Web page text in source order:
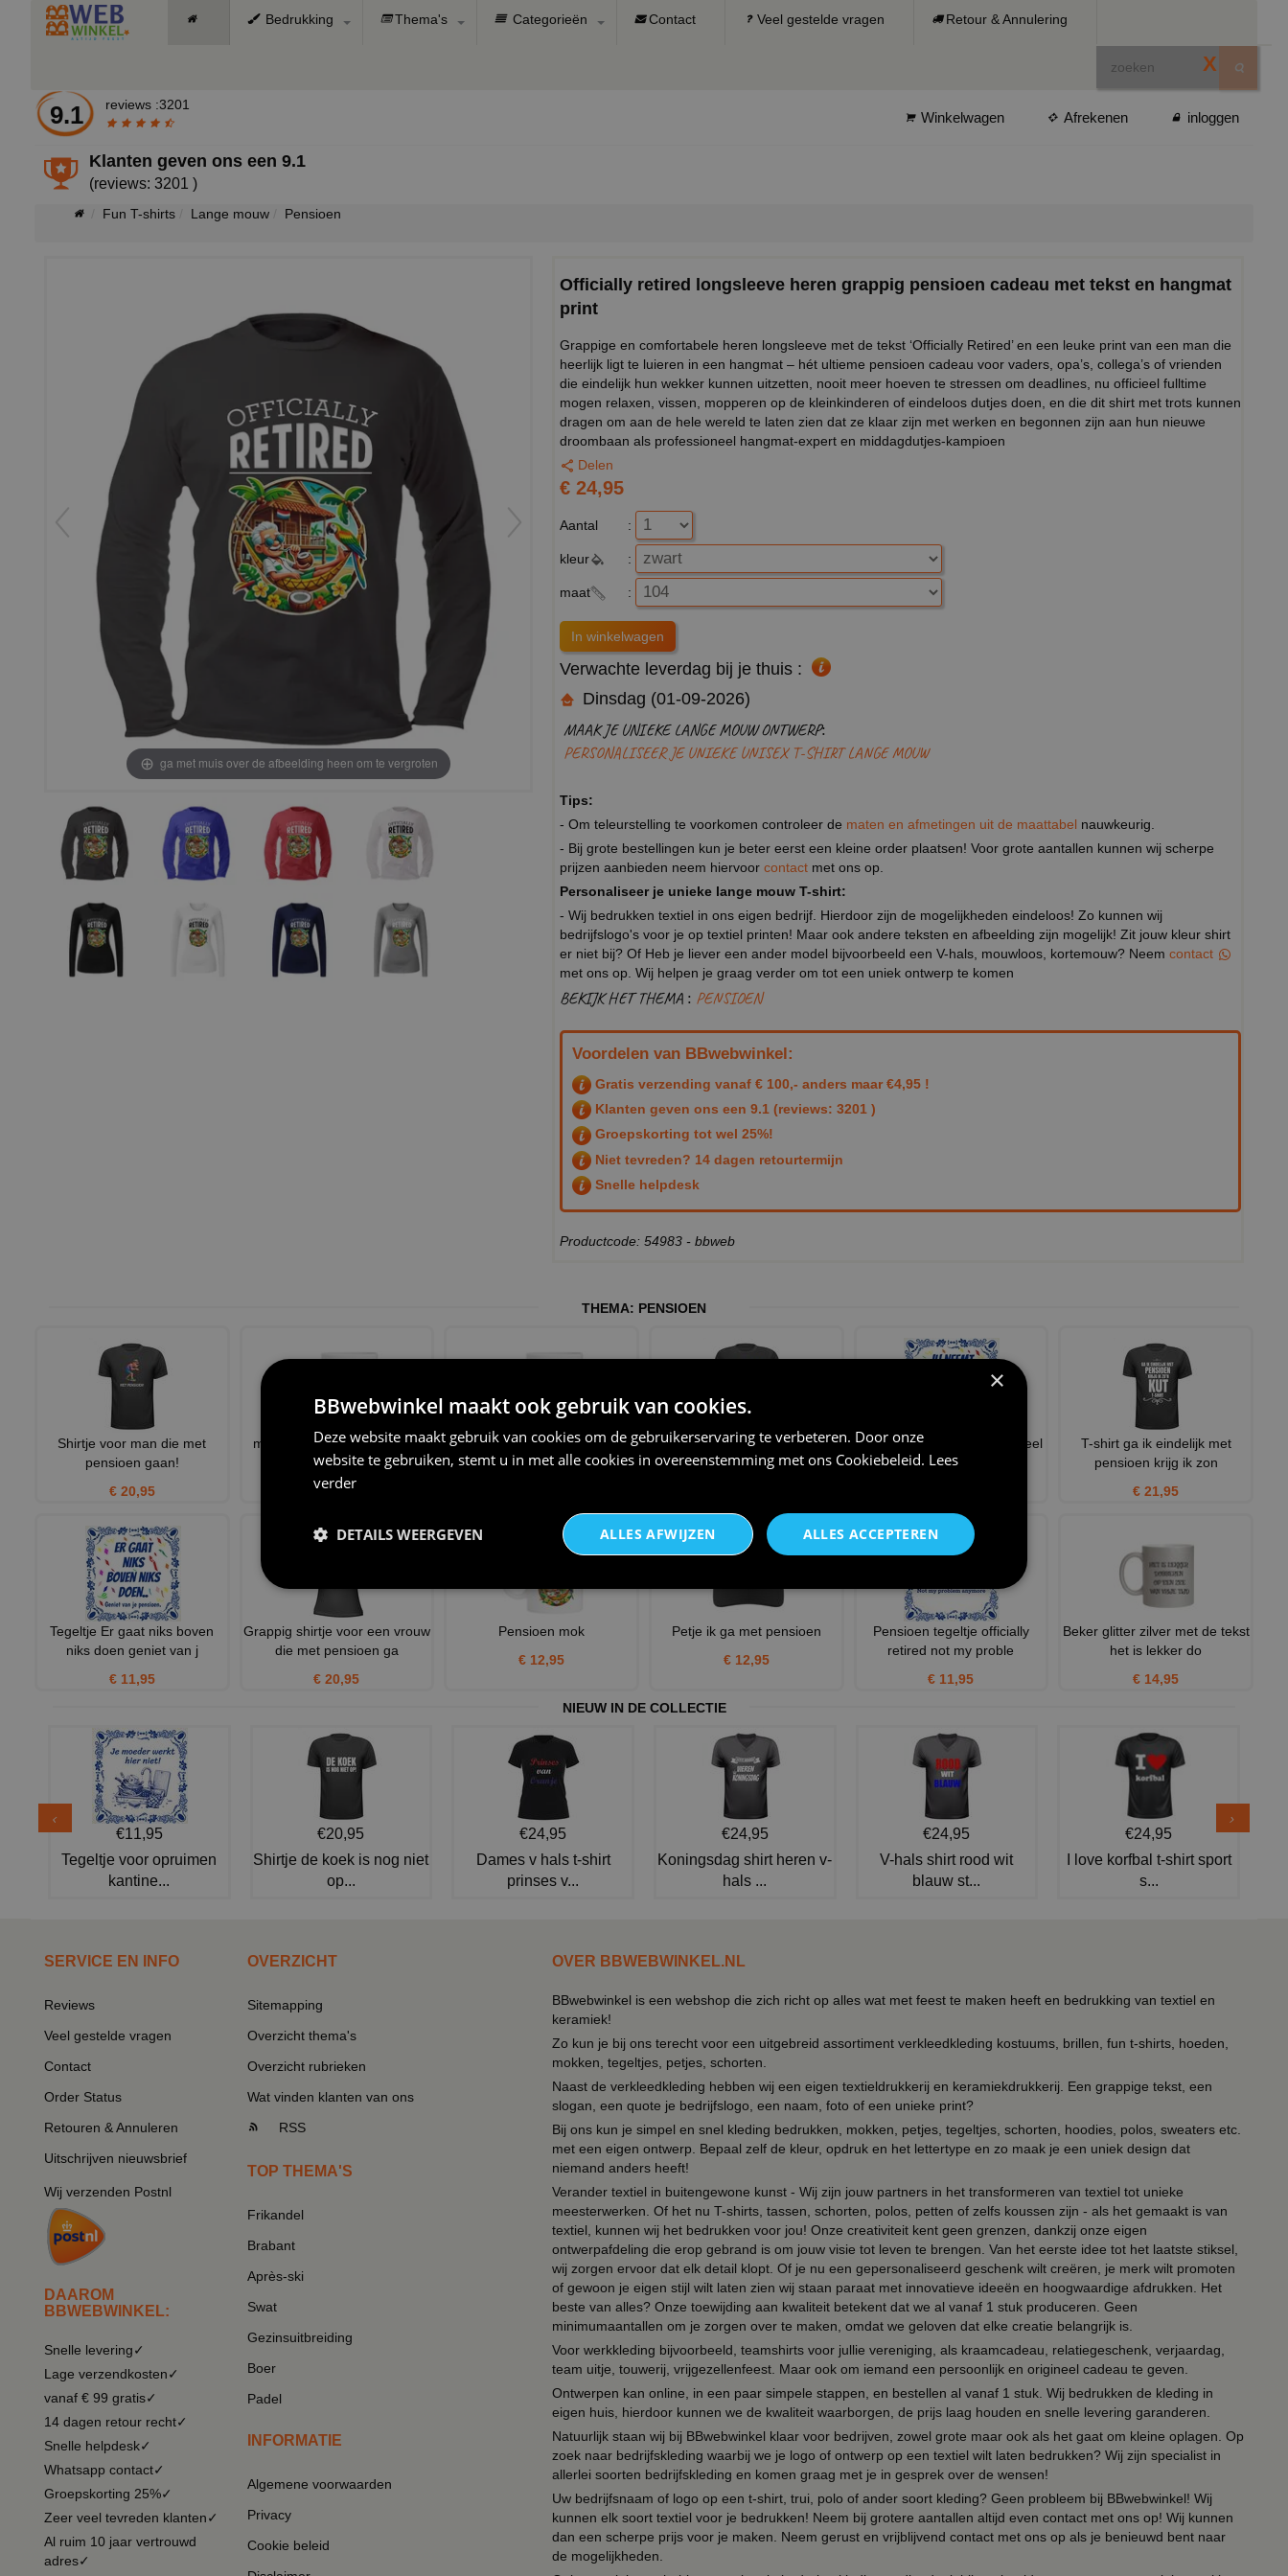
Bedrukking Thema's Categorieën Contact Veel gestelde vragen Retour & Annulering
X
9.1 reviews :3201
Winkelwagen Afrekenen inloggen
Klanten geven ons een9.1
(reviews: 3201 )
Fun T-shirts Lange mouw Pensioen
ga met muis over de afbeelding heen om te vergroten
Officially retired longsleeve heren grappig pensioen cadeau met tekst en hangmat
print
Grappige en comfortabele heren longsleeve met de tekst ‘Officially Retired’ en een leuke print van een man die
heerlijk ligt te luieren in een hangmat – hét ultieme pensioen cadeau voor vaders, opa’s, collega’s of vrienden
die eindelijk hun wekker kunnen uitzetten, nooit meer hoeven te stressen om deadlines, nu officieel fulltime
mogen relaxen, vissen, mopperen op de kleinkinderen of eindeloos dutjes doen, en die dit shirt met trots kunnen
dragen om aan de hele wereld te laten zien dat ze klaar zijn met werken en begonnen zijn aan hun nieuwe
droombaan als professioneel hangmat-expert en middagdutjes-kampioen
Delen
€ 24,95
Aantal :
kleur :
maat :
Verwachte leverdag bij je thuis :
Dinsdag (01-09-2026)
MAAK JE UNIEKE LANGE MOUW ONTWERP:
PERSONALISEER JE UNIEKE UNISEX T-SHIRT LANGE MOUW
Tips:
- Om teleurstelling te voorkomen controleer de maten en afmetingen uit de maattabel nauwkeurig.
- Bij grote bestellingen kun je beter eerst een kleine order plaatsen! Voor grote aantallen kunnen wij scherpe
prijzen aanbieden neem hiervoor contact met ons op.
Personaliseer je unieke lange mouw T-shirt:
- Wij bedrukken textiel in ons eigen bedrijf. Hierdoor zijn de mogelijkheden eindeloos! Zo kunnen wij
bedrijfslogo's voor je op textiel printen! Maar ook andere teksten en afbeelding zijn mogelijk! Zit jouw kleur shirt
er niet bij? Of Heb je liever een ander model bijvoorbeeld een V-hals, mouwloos, kortemouw? Neem contact
met ons op. Wij helpen je graag verder om tot een uniek ontwerp te komen
BEKIJK HET THEMA : PENSIOEN
Voordelen van BBwebwinkel:
Gratis verzending vanaf € 100,- anders maar €4,95 !
Klanten geven ons een 9.1 (reviews: 3201 )
Groepskorting tot wel 25%!
Niet tevreden? 14 dagen retourtermijn
Snelle helpdesk
Productcode: 54983 - bbweb
THEMA: PENSIOEN
Shirtje voor man die met
pensioen gaan!
€ 20,95
mok Goodbye tension Hello
pension een leuke koffie
€ 12,95
Mok voor een man die eindelijk
met pensioen mag.
Met pensioen T-shirt grappig
humor nog lang geen z
Jij neemt thuis blijven wel heel
letterlijk geniet
T-shirt ga ik eindelijk met
pensioen krijg ik zon
€ 21,95
Tegeltje Er gaat niks boven
niks doen geniet van j
€ 11,95
Grappig shirtje voor een vrouw
die met pensioen ga
€ 20,95
Pensioen mok
€ 12,95
Petje ik ga met pensioen
€ 12,95
Pensioen tegeltje officially
retired not my proble
€ 11,95
Beker glitter zilver met de tekst
het is lekker do
€ 14,95
NIEUW IN DE COLLECTIE
€11,95
Tegeltje voor opruimen
kantine...
€20,95
Shirtje de koek is nog niet
op...
€24,95
Dames v hals t-shirt
prinses v...
€24,95
Koningsdag shirt heren v-
hals ...
€24,95
V-hals shirt rood wit
blauw st...
€24,95
I love korfbal t-shirt sport
s...
SERVICE EN INFO
Reviews
Veel gestelde vragen
Contact
Order Status
Retouren & Annuleren
Uitschrijven nieuwsbrief
Wij verzenden Postnl
DAAROM
BBWEBWINKEL:
Snelle levering✓
Lage verzendkosten✓
vanaf € 99 gratis✓
14 dagen retour recht✓
Snelle helpdesk✓
Whatsapp contact✓
Groepskorting 25%✓
Zeer veel tevreden klanten✓
Al ruim 10 jaar vertrouwd
adres✓
OVERZICHT
Sitemapping
Overzicht thema's
Overzicht rubrieken
Wat vinden klanten van ons
RSS
TOP THEMA'S
Frikandel
Brabant
Après-ski
Swat
Gezinsuitbreiding
Boer
Padel
INFORMATIE
Algemene voorwaarden
Privacy
Cookie beleid
OVER BBWEBWINKEL.NL
BBwebwinkel is een webshop die zich richt op alles wat met feest te maken heeft en bedrukking van textiel en
keramiek!
Zo kun je bij ons terecht voor een uitgebreid assortiment verkleedkleding kostuums, brillen, fun t-shirts, hoeden,
mokken, tegeltjes, petjes, schorten.
Naast de verkleedkleding hebben wij een eigen textieldrukkerij en keramiekdrukkerij. Een grappige tekst, een
slogan, een quote je bedrijfslogo, een naam, foto of een unieke print?
Bij ons kun je simpel en snel kleding bedrukken, mokken, petjes, tegeltjes, schorten, hoodies, polos, sweaters etc.
met een eigen ontwerp. Bepaal zelf de kleur, opdruk en het lettertype en zo maak je een uniek design dat
niemand anders heeft!
Verander textiel in buitengewone kunst - Wij zijn jouw partners in het transformeren van textiel tot unieke
meesterwerken. Of het nu T-shirts, tassen, schorten, polos, petten of zelfs koussen zijn - als het gemaakt is van
textiel, kunnen wij het bedrukken voor jou! Onze creativiteit kent geen grenzen, dankzij onze eigen
ontwerpafdeling die erop gebrand is om jouw visie tot leven te brengen. Van het eerste idee tot het laatste stiksel,
wij zorgen ervoor dat elk detail klopt. Of je nu een gepersonaliseerd geschenk wilt creëren, je merk wilt promoten
of gewoon je eigen stijl wilt laten zien wij staan paraat met innovatieve ideeën en hoogwaardige afdrukken. Het
beste van alles? Onze toewijding aan kwaliteit betekent dat we al vanaf 1 stuk produceren. Geen
minimumaantallen om je zorgen over te maken, omdat we geloven dat elke creatie belangrijk is.
Voor werkkleding bijvoorbeeld, teamshirts voor jullie vereniging, als kraamcadeau, relatiegeschenk, verjaardag,
team uitje, touwerij, vrijgezellenfeest. Maar ook om iemand een persoonlijk en origineel cadeau te geven.
Ontwerpen kan online, in een paar simpele stappen, en bestellen al vanaf 1 stuk. Wij bedrukken de kleding in
eigen huis, hierdoor kunnen we de kwaliteit waarborgen, de prijs laag houden en snelle levering garanderen.
Natuurlijk staan wij bij BBwebwinkel klaar voor bedrijven, zowel grote maar ook als het gaat om kleine oplagen. Op
zoek naar bedrijfskleding waarbij we je logo of ontwerp op een textiel wilt laten bedrukken? Wij zijn specialist in
allerlei soorten bedrijfskleding en komen graag met je in gesprek over de wensen!
Uw bedrijfsnaam of logo op een t-shirt, trui, polo of ander soort kleding? Geen probleem bij BBwebwinkel! Wij
kunnen elk soort textiel voor je bedrukken! Neem bij grotere aantallen altijd even contact met ons op! Wij kunnen
dan een scherpe prijs voor je maken. Neem gerust en vrijblijvend contact met ons op als je benieuwd bent naar
de mogelijkheden.
×
BBwebwinkel maakt ook gebruik van cookies.
Deze website maakt gebruik van cookies om de gebruikerservaring te verbeteren. Door onze
website te gebruiken, stemt u in met alle cookies in overeenstemming met ons Cookiebeleid. Lees
verder
ALLES ACCEPTEREN
ALLES AFWIJZEN
DETAILS WEERGEVEN